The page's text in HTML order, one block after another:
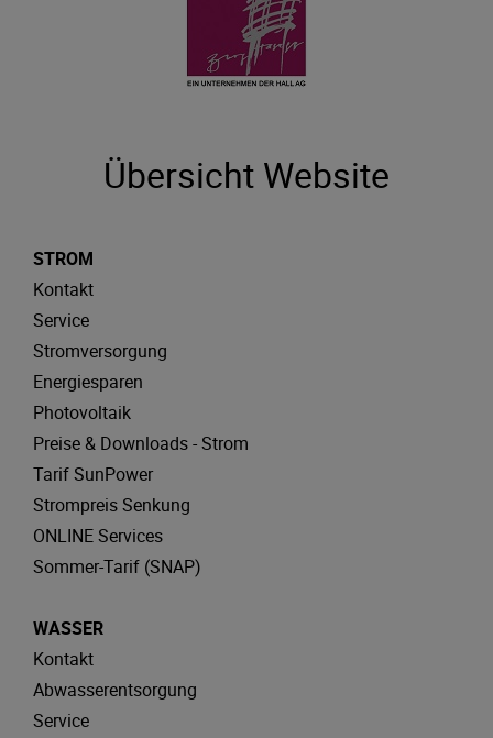
Übersicht Website
STROM
Kontakt
Service
Stromversorgung
Energiesparen
Photovoltaik
Preise & Downloads - Strom
Tarif SunPower
Strompreis Senkung
ONLINE Services
Sommer-Tarif (SNAP)
WASSER
Kontakt
Abwasserentsorgung
Service